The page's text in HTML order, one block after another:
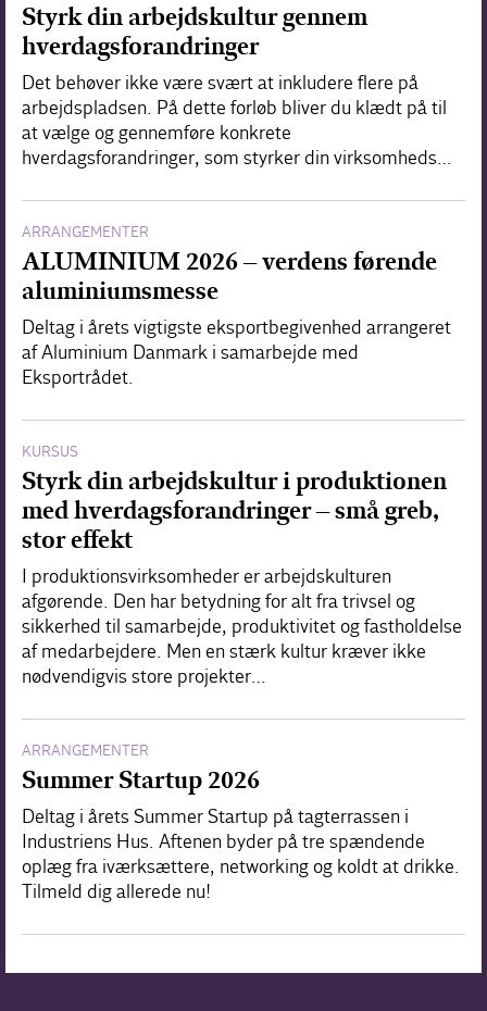
Styrk din arbejdskultur gennem
hverdagsforandringer
Det behøver ikke være svært at inkludere flere på
arbejdspladsen. På dette forløb bliver du klædt på til
at vælge og gennemføre konkrete
hverdagsforandringer, som styrker din virksomheds…
ARRANGEMENTER
ALUMINIUM 2026 – verdens førende
aluminiumsmesse
Deltag i årets vigtigste eksportbegivenhed arrangeret
af Aluminium Danmark i samarbejde med
Eksportrådet.
KURSUS
Styrk din arbejdskultur i produktionen
med hverdagsforandringer – små greb,
stor effekt
I produktionsvirksomheder er arbejdskulturen
afgørende. Den har betydning for alt fra trivsel og
sikkerhed til samarbejde, produktivitet og fastholdelse
af medarbejdere. Men en stærk kultur kræver ikke
nødvendigvis store projekter…
ARRANGEMENTER
Summer Startup 2026
Deltag i årets Summer Startup på tagterrassen i
Industriens Hus. Aftenen byder på tre spændende
oplæg fra iværksættere, networking og koldt at drikke.
Tilmeld dig allerede nu!